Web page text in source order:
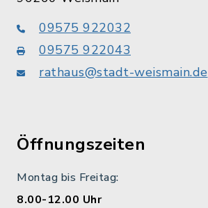
09575 922032
09575 922043
rathaus@stadt-weismain.de
Öffnungszeiten
Montag bis Freitag:
8.00-12.00 Uhr